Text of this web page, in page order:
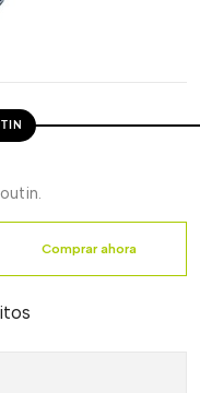
Comprar ahora